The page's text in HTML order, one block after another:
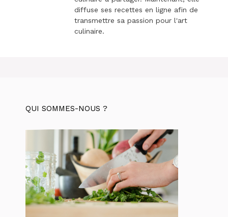
diffuse ses recettes en ligne afin de
transmettre sa passion pour l'art
culinaire.
QUI SOMMES-NOUS ?